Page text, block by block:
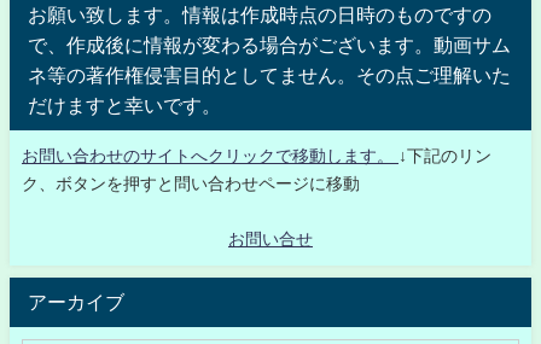
お願い致します。情報は作成時点の日時のものですの
で、作成後に情報が変わる場合がございます。動画サム
ネ等の著作権侵害目的としてません。その点ご理解いた
だけますと幸いです。
お問い合わせのサイトへクリックで移動します。
↓下記のリン
ク、ボタンを押すと問い合わせページに移動
お問い合せ
アーカイブ